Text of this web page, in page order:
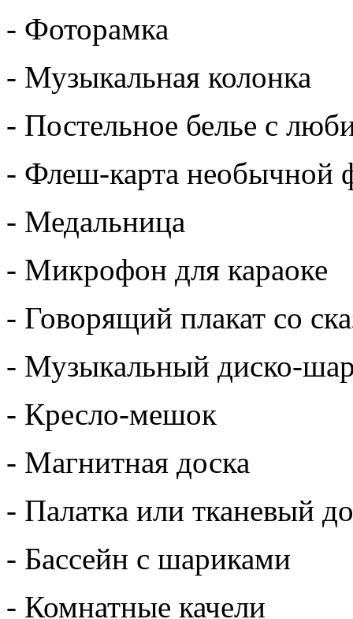
- Фоторамка
- Музыкальная колонка
- Постельное белье с
- Флеш-карта необычной
- Медальница
- Микрофон для караоке
- Говорящий плакат со
- Музыкальный диско-
- Кресло-мешок
- Магнитная доска
- Палатка или тканевый
- Бассейн с шариками
- Комнатные качели